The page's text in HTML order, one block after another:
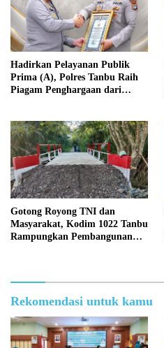
Hadirkan Pelayanan Publik
Prima (A), Polres Tanbu Raih
Piagam Penghargaan dari
Gotong Royong TNI dan
Masyarakat, Kodim 1022 Tanbu
Rampungkan Pembangunan
Rekomendasi untuk kamu